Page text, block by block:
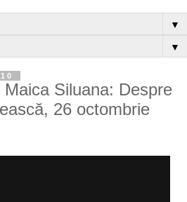
▼
▼
Siluana: Despre
26 octombrie